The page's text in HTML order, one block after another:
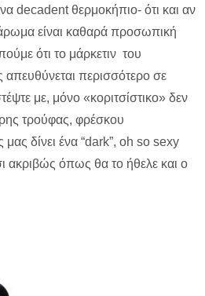
decadent θερμοκήπιο- ότι και αν
είναι καθαρά προσωπική
ότι το μάρκετιν του
περισσότερο σε
με, μόνο «κοριτσίστικο» δεν
τρούφας, φρέσκου
μας δίνει ένα “dark”, oh so sexy
ακριβώς όπως θα το ήθελε και ο